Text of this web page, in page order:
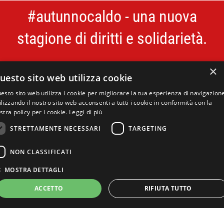
#autunnocaldo - una nuova
stagione di diritti e solidarietà.
#autunnocaldo è un progetto di CGIL Lombardia, Archivio
del Lavoro e Camera del Lavoro metropolitana di Milano.
Le foto del catalogo, dove non diversamente indicato,
provengono dal Fondo Silvestre Loconsolo, ©Archivio
del Lavoro.
×
sito web utilizza cookie
sito web utilizza i cookie per migliorare la tua esperienza di
il nostro sito web acconsenti a tutti i cookie in conformità con la
policy per i cookie. Leggi di più
STRETTAMENTE NECESSARI
TARGETING
NON CLASSIFICATI
MOSTRA DETTAGLI
ACCETTO RIFIUTA TUTTO